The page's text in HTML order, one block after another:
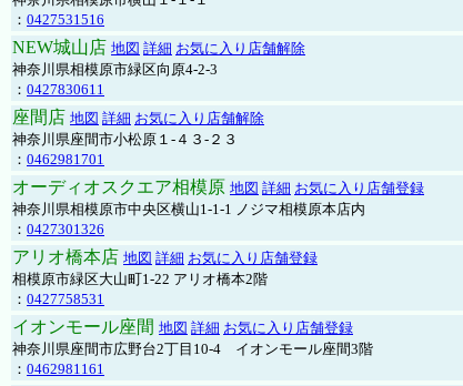
： 0427531516
NEW城山店 地図 詳細 お気に入り店舗解除
神奈川県相模原市緑区向原4-2-3
： 0427830611
座間店 地図 詳細 お気に入り店舗解除
神奈川県座間市小松原１-４３-２３
： 0462981701
オーディオスクエア相模原 地図 詳細 お気に入り店舗登録
神奈川県相模原市中央区横山1-1-1 ノジマ相模原本店内
： 0427301326
アリオ橋本店 地図 詳細 お気に入り店舗登録
相模原市緑区大山町1-22 アリオ橋本2階
： 0427758531
イオンモール座間 地図 詳細 お気に入り店舗登録
神奈川県座間市広野台2丁目10-4 イオンモール座間3階
： 0462981161